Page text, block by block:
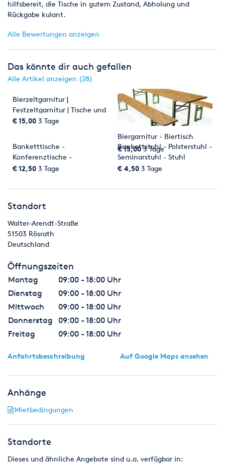
Beschallungsanlage für eine kleine Geburtstagsfeier, bis hin
zum Großevent mit Live Bühne und Trailer Stage.
LimousinenserviceSie möchten standesgemäß chauffiert
werden? Ob im Lincoln Town Car oder der klassischen S-Klasse
ShowactsSie suchen einen Clown, Zauberer,
Luftballonkünstler oder eine Sketchaufführung für eine
Mottoveranstaltung? Wir haben da etwas für Sie
Zelte & Pavillons
Mit unseren statisch geprüften Festzelten
lässt sich überall eine einzigartige Atmosphäre schaffen. Und
mit unseren Partyzelten ist auch für den kleineren Geldbeutel
etwas dabei.
hilfsbereit, die Tische in gutem Zustand, Abholung und
Rückgabe kulant.
Alle Bewertungen anzeigen
Das könnte dir auch gefallen
Alle Artikel anzeigen (28)
Bierzeltgarnitur |
Festzeltgarnitur | Tische und
Bänke
€ 15,00 3 Tage
Biergarnitur - Biertisch
€ 15,003 Tage
Banketttische -
Konferenztische -
Buffettische
€ 12,50 3 Tage
Bankettstuhl - Polsterstuhl -
Seminarstuhl - Stuhl
€ 4,50 3 Tage
Standort
Walter-Arendt-Straße
51503 Rösrath
Deutschland
Öffnungszeiten
Montag
09:00 - 18:00 Uhr
Dienstag
09:00 - 18:00 Uhr
Mittwoch
09:00 - 18:00 Uhr
Donnerstag
09:00 - 18:00 Uhr
Freitag
09:00 - 18:00 Uhr
Anfahrtsbeschreibung Auf Google Maps ansehen
Anhänge
Mietbedingungen
Standorte
Dieses und ähnliche Angebote sind u.a. verfügbar in: